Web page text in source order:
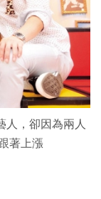
人，卻因為兩人
著上漲